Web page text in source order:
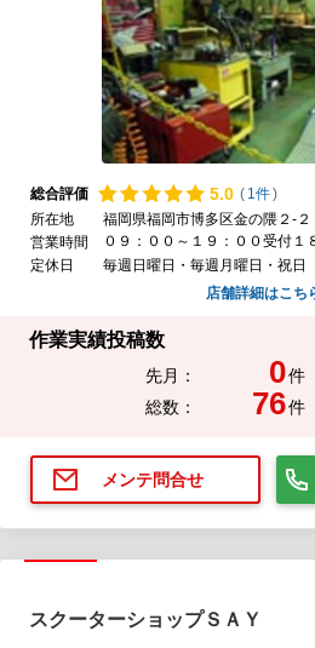
総合評価 5.0 ( 1件)
所在地
福岡県福岡市博多区金の隈２-２
営業時間
０９：００～１９：００受付１
定休日
毎週日曜日・毎週月曜日・祝日
店舗詳細はこち
作業実績投稿数
先月： 0件
総数：
76件
メンテ問合せ
スクーターショップＳＡＹ